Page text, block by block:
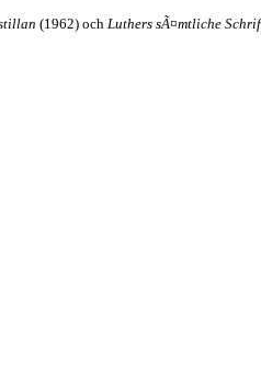
(1962) och Luthers sÃ¤mtliche